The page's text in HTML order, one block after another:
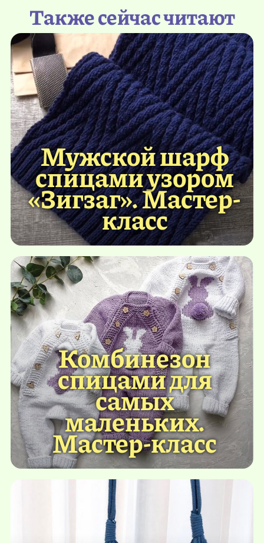
Также сейчас читают
Мужской шарф
спицами узором
«Зигзаг». Мастер-
класс
Комбинезон
спицами для
самых
маленьких.
Мастер-класс